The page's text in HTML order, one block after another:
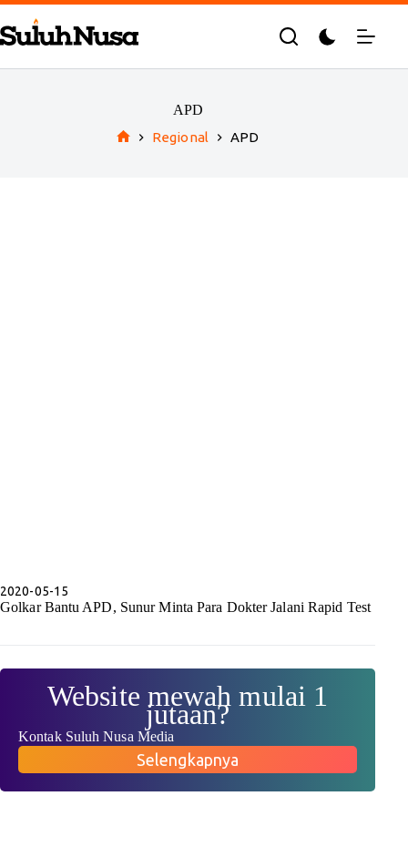
Skip
to
content
APD
Regional APD
2020-05-15
Golkar Bantu APD, Sunur Minta Para Dokter Jalani Rapid Test
Website mewah mulai 1
jutaan?
Kontak Suluh Nusa Media
Selengkapnya